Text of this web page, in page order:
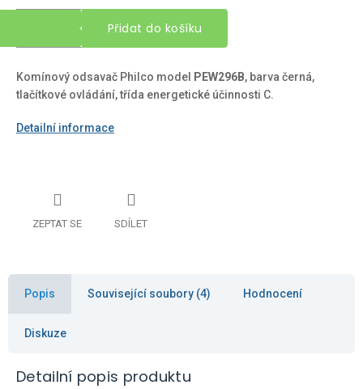
Přidat do košíku
Komínový odsavač Philco model PEW296B, barva černá,
tlačítkové ovládání, třída energetické účinnosti C.
Detailní informace
ZEPTAT SE SDÍLET
Popis Související soubory (4) Hodnocení
Diskuze
Detailní popis produktu